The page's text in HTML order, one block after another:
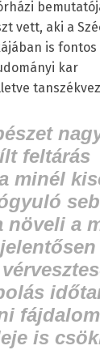
vett, aki a
is
kar
feltárás
minél
növeli a
is